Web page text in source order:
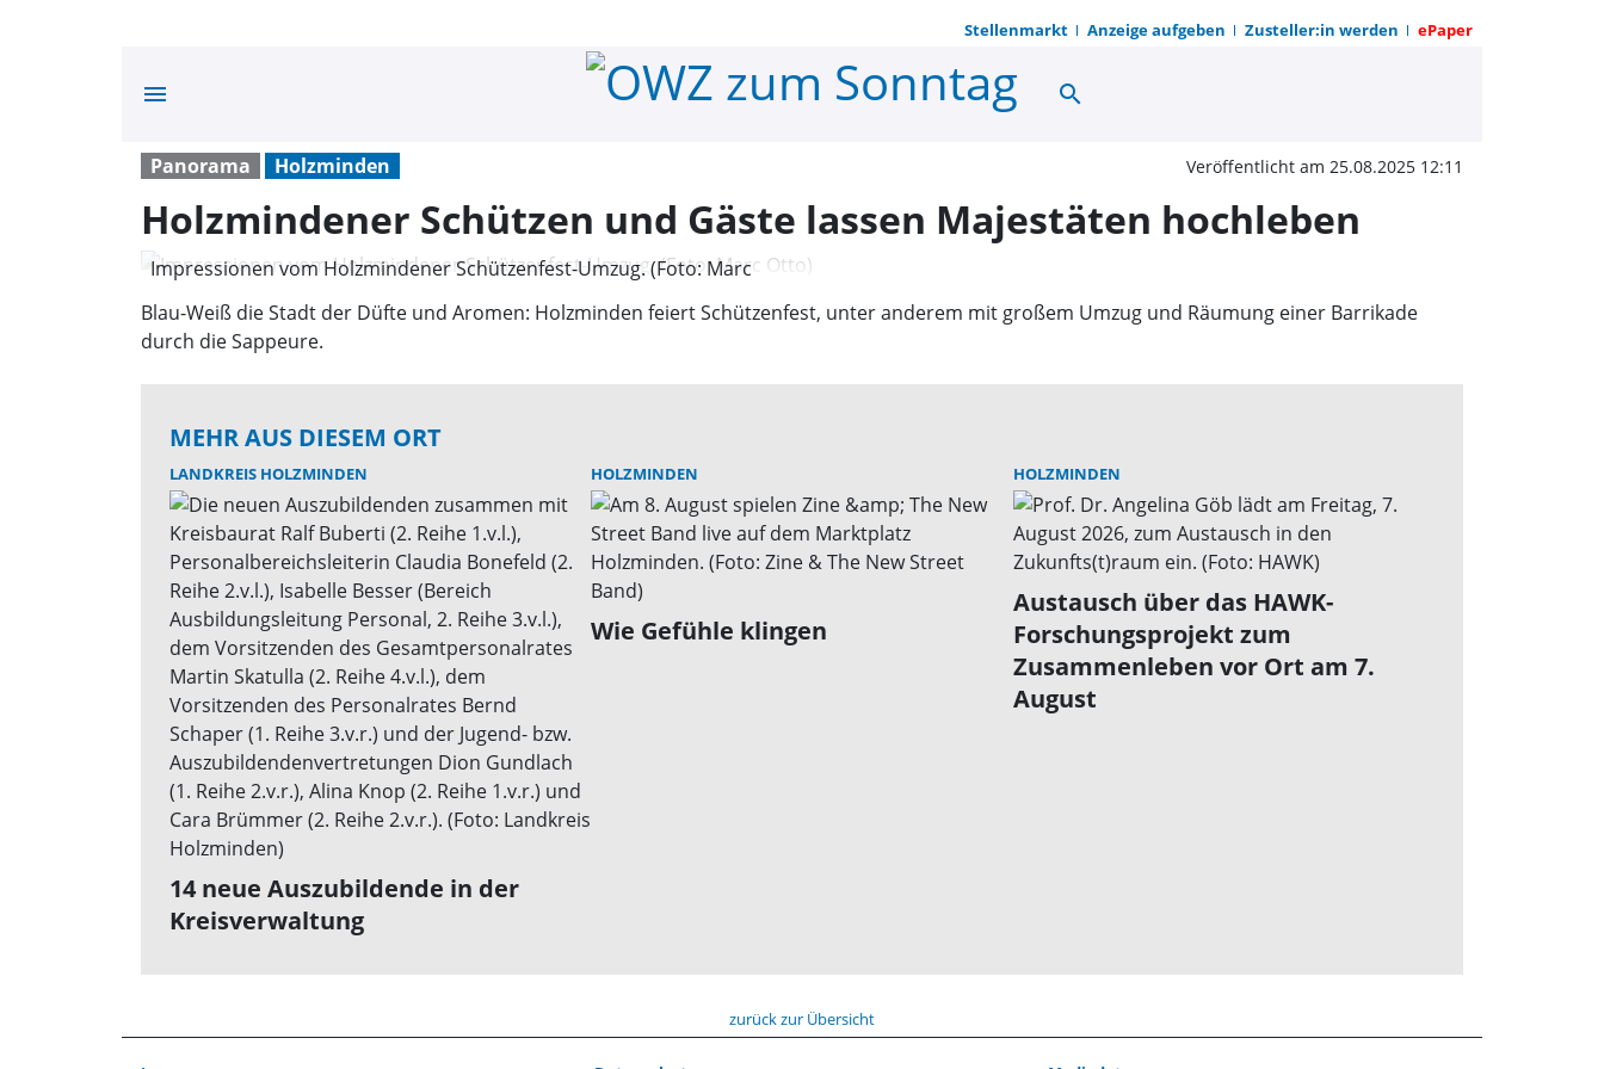
Stellenmarkt Anzeige aufgeben Zusteller:in werden ePaper
menu Holzmindener Schützen und Gäste
search
Panorama Holzminden Veröffentlicht am 25.08.2025 12:11
Holzmindener Schützen und Gäste lassen Majestäten hochleben
Impressionen vom Holzmindener Schützenfest-Umzug. (Foto: Marc
Blau-Weiß die Stadt der Düfte und Aromen: Holzminden feiert Schützenfest, unter anderem mit großem Umzug und Räumung einer Barrikade
durch die Sappeure.
MEHR AUS DIESEM ORT
LANDKREIS HOLZMINDEN
14 neue Auszubildende in der
Kreisverwaltung
HOLZMINDEN
Wie Gefühle klingen
HOLZMINDEN
Austausch über das HAWK-
Forschungsprojekt zum
Zusammenleben vor Ort am 7.
August
zurück zur Übersicht